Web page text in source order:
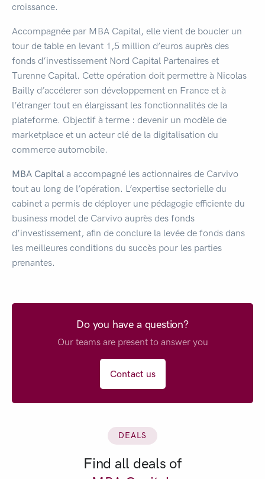
croissance.
Accompagnée par MBA Capital, elle vient de boucler un
tour de table en levant 1,5 million d’euros auprès des
fonds d’investissement Nord Capital Partenaires et
Turenne Capital. Cette opération doit permettre à Nicolas
Bailly d’accélerer son développement en France et à
l’étranger tout en élargissant les fonctionnalités de la
plateforme. Objectif à terme : devenir un modèle de
marketplace et un acteur clé de la digitalisation du
commerce automobile.
MBA Capital a accompagné les actionnaires de Carvivo
tout au long de l’opération. L’expertise sectorielle du
cabinet a permis de déployer une pédagogie efficiente du
business model de Carvivo auprès des fonds
d’investissement, afin de conclure la levée de fonds dans
les meilleures conditions du succès pour les parties
prenantes.
Do you have a question?
Our teams are present to answer you
Contact us
DEALS
Find all deals of